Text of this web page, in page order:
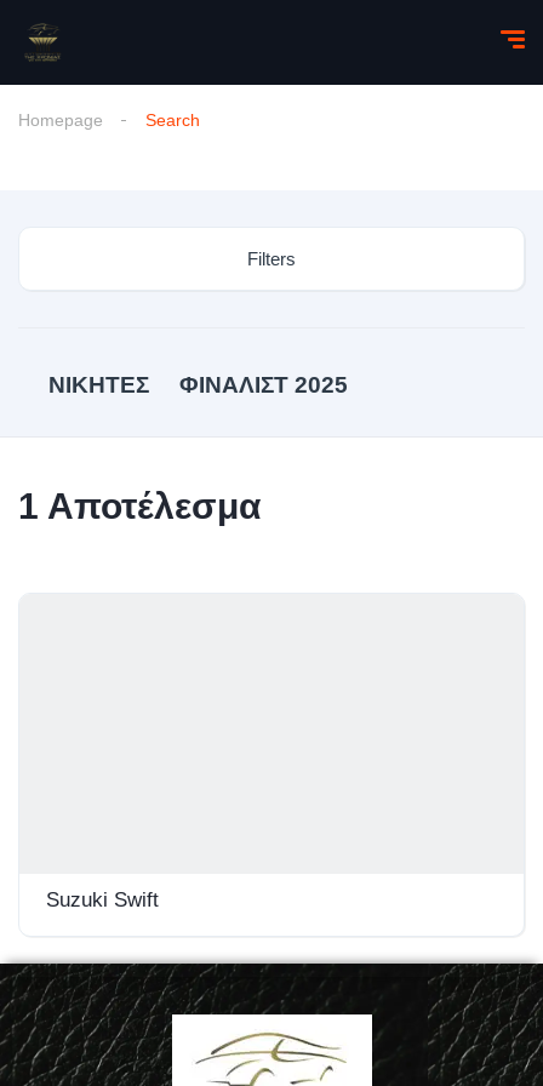
Homepage Search
Filters
ΝΙΚΗΤΕΣ ΦΙΝΑΛΙΣΤ 2025
1 Αποτέλεσμα
Suzuki Swift